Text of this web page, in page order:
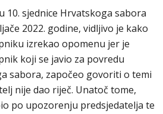
10. sjednice Hrvatskoga sabora
2022. godine, vidljivo je kako
izrekao opomenu jer je
koji se javio za povredu
sabora, započeo govoriti o temi
nije dao riječ. Unatoč tome,
po upozorenju predsjedatelja te